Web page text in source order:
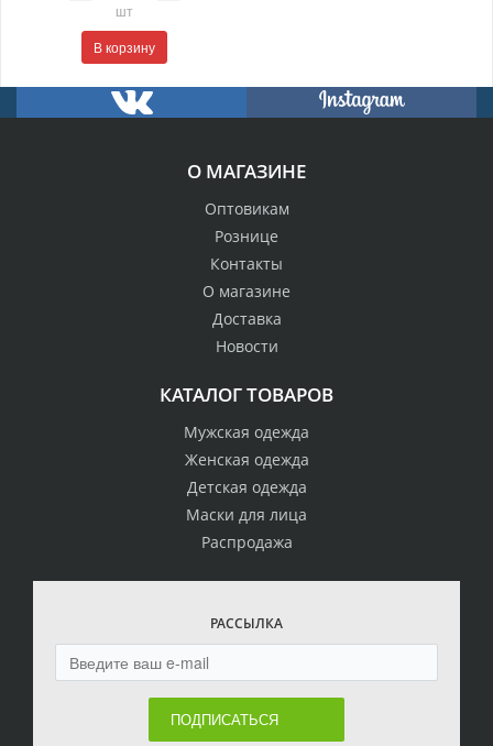
шт
В корзину
О МАГАЗИНЕ
Оптовикам
Рознице
Контакты
О магазине
Доставка
Новости
КАТАЛОГ ТОВАРОВ
Мужская одежда
Женская одежда
Детская одежда
Маски для лица
Распродажа
РАССЫЛКА
ПОДПИСАТЬСЯ